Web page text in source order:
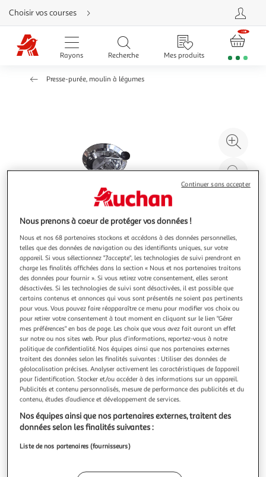
Aller
directement
au
contenu
Aller
directement
Aller
Choisir vos courses
Rayons Recherche Mes produits
Presse-purée, moulin à légumes
à
Illustration
précédente
Illustration
suivante
Livraison offerte
FACKELMANN
Ensemble d'accessoires pour préparation des légumes
fackelmann
DESCRIPTION : Ce lot comprend une planche à découper,
un éplucheur de légumes et un moulin à légumes, un
ensemble de cuisines essentiel pour la préparation de vos
repas, du découpage du pain à l'épluchage des légumes et
la réalisation de puréesLE PETIT + : La planche à découper
est idéale pour tranc
En savoir +
Vendu par Fackelmann
Livraison offerte
Nous prenons à coeur de protéger vos données !
Nous et nos 68 partenaires stockons et accédons à des données personnelles,
telles que des données de navigation ou des identifiants uniques, sur votre
appareil. Si vous sélectionnez "J'accepte", les technologies de suivi prendront en
charge les finalités affichées dans la section « Nous et nos partenaires traitons
des données pour fournir ». Si vous retirez votre consentement, elles seront
désactivées. Si les technologies de suivi sont désactivées, il est possible que
certains contenus et annonces qui vous sont présentés ne soient pas pertinents
pour vous. Vous pouvez faire réapparaître ce menu pour modifier vos choix ou
pour retirer votre consentement à tout moment en cliquant sur le lien "Gérer
mes préférences" en bas de page. Les choix que vous avez fait auront un effet
sur notre ou nos sites web. Pour plus d’informations, reportez-vous à notre
politique de confidentialité. Nos équipes ainsi que nos partenaires externes
traitent des données selon les finalités suivantes : Utiliser des données de
géolocalisation précises. Analyser activement les caractéristiques de l’appareil
pour l’identification. Stocker et/ou accéder à des informations sur un appareil.
Publicités et contenu personnalisés, mesure de performance des publicités et du
contenu, études d’audience et développement de services.
Nos équipes ainsi que nos partenaires externes, traitent des
données selon les finalités suivantes :
Liste de nos partenaires (fournisseurs)
Continuer sans accepter